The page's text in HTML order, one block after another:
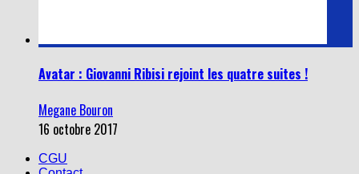
Avatar : Giovanni Ribisi rejoint les quatre suites !
Megane Bouron
16 octobre 2017
CGU